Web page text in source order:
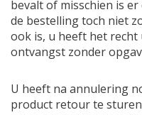
bevalt of misschien is
de bestelling toch niet
ook is, u heeft het
ontvangst zonder
U heeft na annulering
product retour te